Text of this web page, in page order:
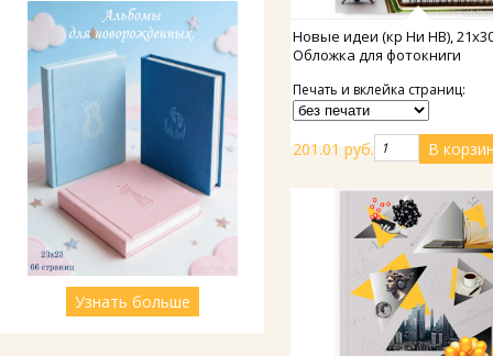
Узнать больше
Подробнее
Новые идеи (кр Ни НВ),
Обложка для фотокниги
Печать и вклейка страниц:
201.01 руб.